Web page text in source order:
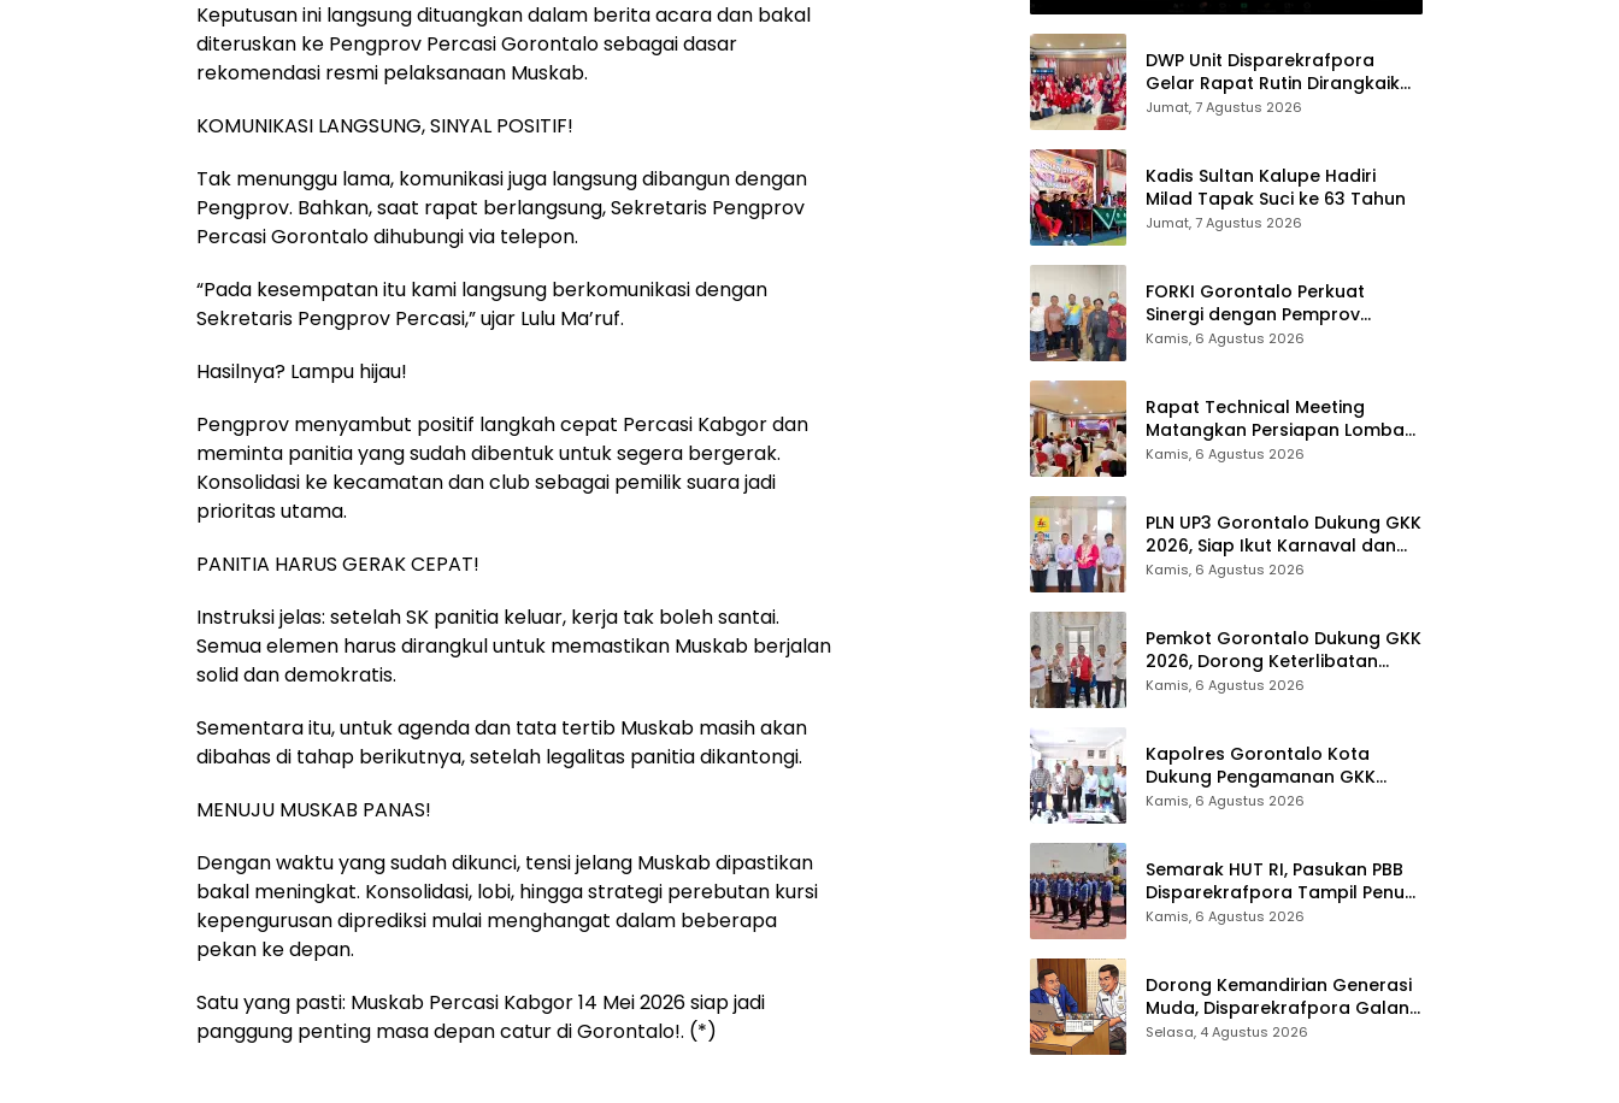
Keputusan ini langsung dituangkan dalam berita acara dan bakal
diteruskan ke Pengprov Percasi Gorontalo sebagai dasar
rekomendasi resmi pelaksanaan Muskab.
KOMUNIKASI LANGSUNG, SINYAL POSITIF!
Tak menunggu lama, komunikasi juga langsung dibangun dengan
Pengprov. Bahkan, saat rapat berlangsung, Sekretaris Pengprov
Percasi Gorontalo dihubungi via telepon.
“Pada kesempatan itu kami langsung berkomunikasi dengan
Sekretaris Pengprov Percasi,” ujar Lulu Ma’ruf.
Hasilnya? Lampu hijau!
Pengprov menyambut positif langkah cepat Percasi Kabgor dan
meminta panitia yang sudah dibentuk untuk segera bergerak.
Konsolidasi ke kecamatan dan club sebagai pemilik suara jadi
prioritas utama.
PANITIA HARUS GERAK CEPAT!
Instruksi jelas: setelah SK panitia keluar, kerja tak boleh santai.
Semua elemen harus dirangkul untuk memastikan Muskab berjalan
solid dan demokratis.
Sementara itu, untuk agenda dan tata tertib Muskab masih akan
dibahas di tahap berikutnya, setelah legalitas panitia dikantongi.
MENUJU MUSKAB PANAS!
Dengan waktu yang sudah dikunci, tensi jelang Muskab dipastikan
bakal meningkat. Konsolidasi, lobi, hingga strategi perebutan kursi
kepengurusan diprediksi mulai menghangat dalam beberapa
pekan ke depan.
Satu yang pasti: Muskab Percasi Kabgor 14 Mei 2026 siap jadi
panggung penting masa depan catur di Gorontalo!. (*)
DWP Unit Disparekrafpora
Gelar Rapat Rutin Dirangkaikan
Edukasi Manajemen Stres
Jumat, 7 Agustus 2026
Kadis Sultan Kalupe Hadiri
Milad Tapak Suci ke 63 Tahun
Jumat, 7 Agustus 2026
FORKI Gorontalo Perkuat
Sinergi dengan Pemprov
Jelang Kejurda Liga 1 Piala
Kamis, 6 Agustus 2026
Rapat Technical Meeting
Matangkan Persiapan Lomba
Olahraga Masyarakat Tingkat
Kamis, 6 Agustus 2026
PLN UP3 Gorontalo Dukung GKK
2026, Siap Ikut Karnaval dan
Pastikan Ketersediaan Listrik
Kamis, 6 Agustus 2026
Pemkot Gorontalo Dukung GKK
2026, Dorong Keterlibatan
UMKM dan Ekraf Lokal
Kamis, 6 Agustus 2026
Kapolres Gorontalo Kota
Dukung Pengamanan GKK
2026, Disparekrafpora Perkuat
Kamis, 6 Agustus 2026
Semarak HUT RI, Pasukan PBB
Disparekrafpora Tampil Penuh
Semangat
Kamis, 6 Agustus 2026
Dorong Kemandirian Generasi
Muda, Disparekrafpora Galang
Dukungan Penuh Para Aleg
Selasa, 4 Agustus 2026